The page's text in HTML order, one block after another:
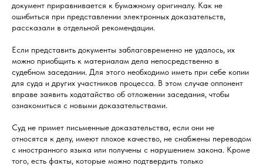
документ приравнивается к бумажному оригиналу. Как не
ошибиться при представлении электронных доказательств,
рассказали в отдельной рекомендации.
Если представить документы заблаговременно не удалось, их
можно приобщить к материалам дела непосредственно в
судебном заседании. Для этого необходимо иметь при себе копии
для суда и других участников процесса. В этом случае оппонент
вправе заявить ходатайство об отложении заседания, чтобы
ознакомиться с новыми доказательствами.
Суд не примет письменные доказательства, если они не
относятся к делу, имеют плохое качество, не снабжены переводом
с иностранного языка или получены с нарушением закона. Кроме
того, есть факты, которые можно подтвердить только